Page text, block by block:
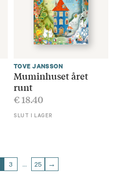
TOVE JANSSON
Muminhuset året
runt
€18.40
SLUT I LAGER
3 … 25 →